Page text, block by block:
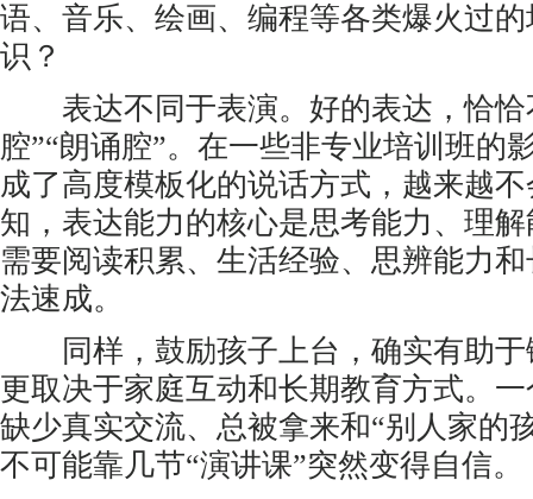
语、音乐、绘画、编程等各类爆火过
识？
表达不同于表演。好的表达，恰恰
腔”“朗诵腔”。在一些非专业培训班的
成了高度模板化的说话方式，越来越
知，表达能力的核心是思考能力、理
需要阅读积累、生活经验、思辨能力
法速成。
同样，鼓励孩子上台，确实有助于
更取决于家庭互动和长期教育方式。
缺少真实交流、总被拿来和“别人家的
不可能靠几节“演讲课”突然变得自信。